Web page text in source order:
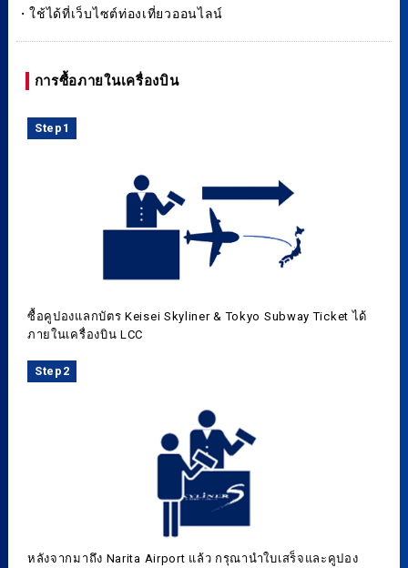
・ใช้ได้ที่เว็บไซต์ท่องเที่ยวออนไลน์
การซื้อภายในเครื่องบิน
Step1
ซื้อคูปองแลกบัตร Keisei Skyliner & Tokyo Subway Ticket ได้
ภายในเครื่องบิน LCC
Step2
หลังจากมาถึง Narita Airport แล้ว กรุณานำใบเสร็จและคูปอง